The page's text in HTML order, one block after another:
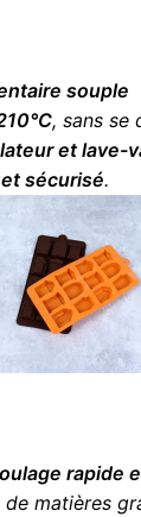
souple
, sans se
et lave-
sécurisé.
rapide
matières